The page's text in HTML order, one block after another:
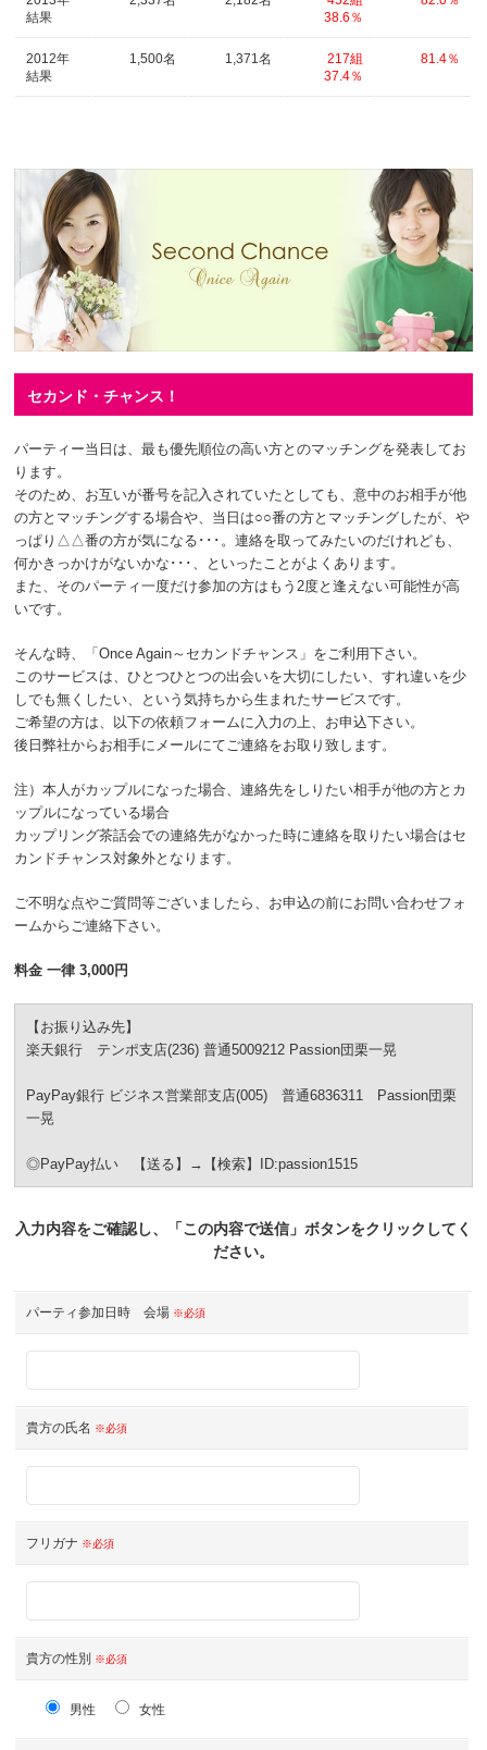
結果
38.6％
2012年
結果
1,500名 1,371名
217組
37.4％
81.4％
セカンド・チャンス！
パーティー当日は、最も優先順位の高い方とのマッチングを発表してお
ります。
そのため、お互いが番号を記入されていたとしても、意中のお相手が他
の方とマッチングする場合や、当日は○○番の方とマッチングしたが、や
っぱり△△番の方が気になる･･･。連絡を取ってみたいのだけれども、
何かきっかけがないかな･･･、といったことがよくあります。
また、そのパーティ一度だけ参加の方はもう2度と逢えない可能性が高
いです。
そんな時、「Once Again～セカンドチャンス」をご利用下さい。
このサービスは、ひとつひとつの出会いを大切にしたい、すれ違いを少
しでも無くしたい、という気持ちから生まれたサービスです。
ご希望の方は、以下の依頼フォームに入力の上、お申込下さい。
後日弊社からお相手にメールにてご連絡をお取り致します。
注）本人がカップルになった場合、連絡先をしりたい相手が他の方とカ
ップルになっている場合
カップリング茶話会での連絡先がなかった時に連絡を取りたい場合はセ
カンドチャンス対象外となります。
ご不明な点やご質問等ございましたら、お申込の前にお問い合わせフォ
ームからご連絡下さい。
料金 一律 3,000円
【お振り込み先】
楽天銀行 テンポ支店(236) 普通5009212 Passion団栗一晃
PayPay銀行 ビジネス営業部支店(005) 普通6836311 Passion団栗
一晃
◎PayPay払い 【送る】→【検索】ID:passion1515
入力内容をご確認し、「この内容で送信」ボタンをクリックしてく
ださい。
パーティ参加日時 会場 ※必須
貴方の氏名 ※必須
フリガナ ※必須
貴方の性別 ※必須
男性 女性